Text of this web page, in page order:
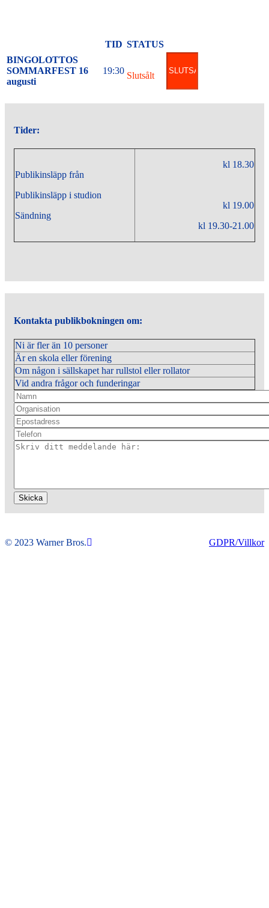
TID STATUS
BINGOLOTTOS
SOMMARFEST 16
augusti
19:30 Slutsålt
Tider:
Publikinsläpp från
Publikinsläpp i studion
Sändning
kl 18.30
kl 19.00
kl 19.30-21.00
Kontakta publikbokningen om:
Ni är fler än 10 personer
Är en skola eller förening
Om någon i sällskapet har rullstol eller rollator
Vid andra frågor och funderingar
Namn
Organisation
Epostadress
Telefon
Meddelande
© 2023 Warner Bros. GDPR/Villkor